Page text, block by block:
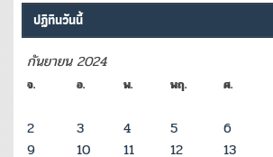
ปฏิทินวันนี้
กันยายน 2024
จ. อ. พ. พฤ. ศ.
2
3 4 5 6
9
10 11 12 13